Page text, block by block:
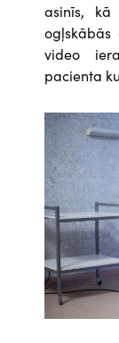
asinīs, kā
video
pacienta
Attēls